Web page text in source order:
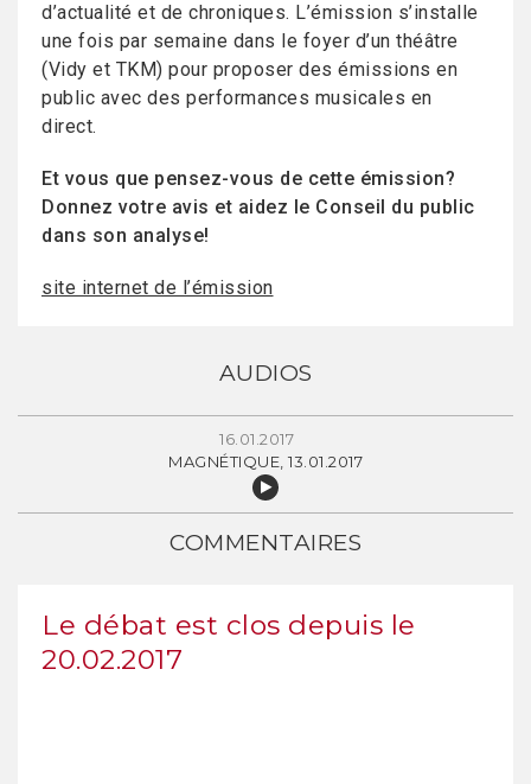
d’actualité et de chroniques. L’émission s’installe
une fois par semaine dans le foyer d’un théâtre
(Vidy et TKM) pour proposer des émissions en
public avec des performances musicales en
direct.
Et vous que pensez-vous de cette émission?
Donnez votre avis et aidez le Conseil du public
dans son analyse!
site internet de l’émission
AUDIOS
16.01.2017
MAGNÉTIQUE, 13.01.2017
COMMENTAIRES
Le débat est clos depuis le
20.02.2017